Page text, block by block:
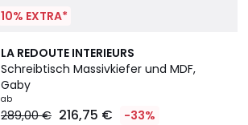
10% EXTRA*
LA REDOUTE INTERIEURS
Schreibtisch Massivkiefer und MDF,
Gaby
ab
289,00 € 216,75 € -33%
3,9
/ 5
2
Farben